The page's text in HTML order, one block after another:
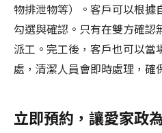
物排泄物等）。客戶可以根
勾選與確認。只有在雙方確認
派工。完工後，客戶也可以當
處，清潔人員會即時處理，確
立即預約，讓愛家政